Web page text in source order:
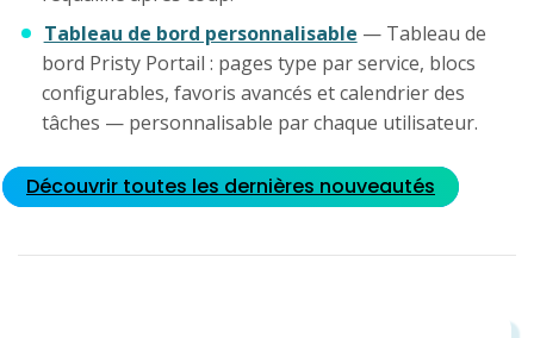
Tableau de bord personnalisable — Tableau de
bord Pristy Portail : pages type par service, blocs
configurables, favoris avancés et calendrier des
tâches — personnalisable par chaque utilisateur.
Découvrir toutes les dernières nouveautés